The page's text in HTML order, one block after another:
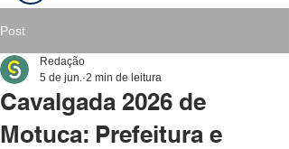
Post
Cavalgada 2026 de
Motuca: Prefeitura e
Redação
5 de jun. 2 min de leitura